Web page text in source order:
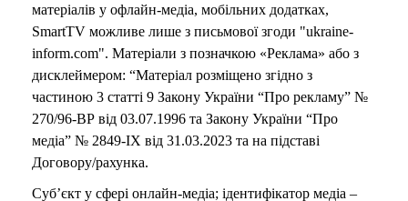
матеріалів у офлайн-медіа, мобільних додатках,
SmartTV можливе лише з письмової згоди "ukraine-
inform.com". Матеріали з позначкою «Реклама» або з
дисклеймером: “Матеріал розміщено згідно з
частиною 3 статті 9 Закону України “Про рекламу” №
270/96-ВР від 03.07.1996 та Закону України “Про
медіа” № 2849-IX від 31.03.2023 та на підставі
Договору/рахунка.
Суб’єкт у сфері онлайн-медіа; ідентифікатор медіа –